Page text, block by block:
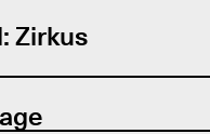
Zirkus